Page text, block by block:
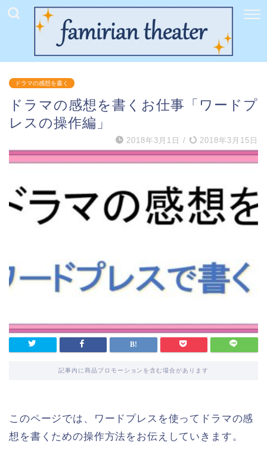
ドラマの感想を書く
ドラマの感想を書くお仕事「ワードプ
レスの操作編」
2018年3月1日 / 2018年3月15日
記事内に商品プロモーションを含む場合があります
このページでは、ワードプレスを使ってドラマの感
想を書くための操作方法をお伝えしていきます。